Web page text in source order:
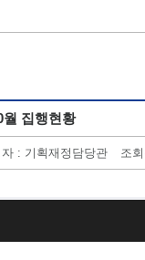
월 집행현황
자 : 기획재정담당관 조